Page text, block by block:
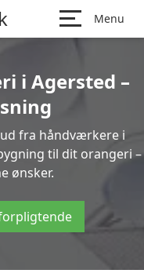
Menu
i Agersted –
fra håndværkere i
til dit orangeri –
ønsker.